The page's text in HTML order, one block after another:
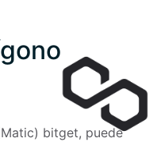
bitget, puede